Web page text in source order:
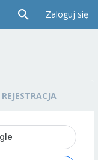
Zaloguj się
REJESTRACJA